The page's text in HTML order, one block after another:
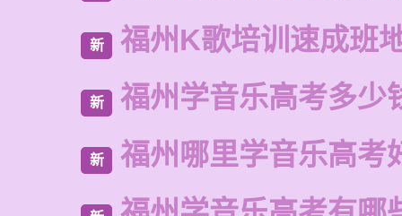
新 福州K歌培训速成班
新 福州学音乐高考多少
新 福州哪里学音乐高考